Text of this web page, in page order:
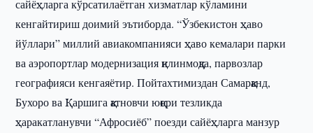
сайёҳларга кўрсатилаётган хизматлар кўламини
кенгайтириш доимий эътиборда. “Ўзбекистон ҳаво
йўллари” миллий авиакомпанияси ҳаво кемалари парки
ва аэропортлар модернизация қилинмоқда, парвозлар
географияси кенгаяётир. Пойтахтимиздан Самарқанд,
Бухоро ва Қаршига қатновчи юқори тезликда
ҳаракатланувчи “Афросиёб” поезди сайёҳларга манзур